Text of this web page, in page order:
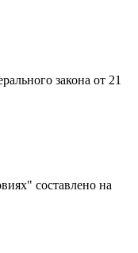
закона от 21
составлено на